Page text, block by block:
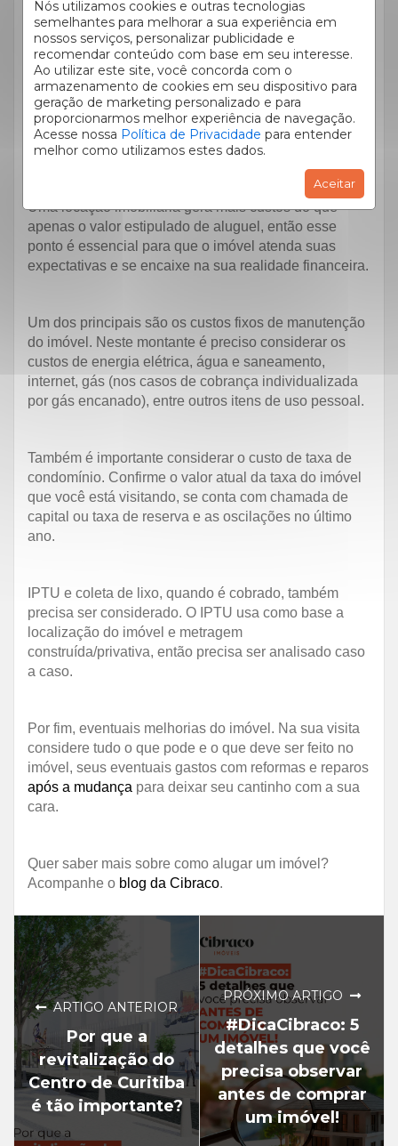
Nós utilizamos cookies e outras tecnologias
semelhantes para melhorar a sua experiência em
nossos serviços, personalizar publicidade e
recomendar conteúdo com base em seu interesse.
Ao utilizar este site, você concorda com o
armazenamento de cookies em seu dispositivo para
geração de marketing personalizado e para
proporcionarmos melhor experiência de navegação.
Acesse nossa Política de Privacidade para entender
melhor como utilizamos estes dados.
Aceitar
melhor, passando uma lista das documentações
essenciais e relevantes para um contrato de locação
imobiliária.
Considere os custos totais da locação de imóvel
Uma locação imobiliária gera mais custos do que
apenas o valor estipulado de aluguel, então esse
ponto é essencial para que o imóvel atenda suas
expectativas e se encaixe na sua realidade financeira.
Um dos principais são os custos fixos de manutenção
do imóvel. Neste montante é preciso considerar os
custos de energia elétrica, água e saneamento,
internet, gás (nos casos de cobrança individualizada
por gás encanado), entre outros itens de uso pessoal.
Também é importante considerar o custo de taxa de
condomínio. Confirme o valor atual da taxa do imóvel
que você está visitando, se conta com chamada de
capital ou taxa de reserva e as oscilações no último
ano.
IPTU e coleta de lixo, quando é cobrado, também
precisa ser considerado. O IPTU usa como base a
localização do imóvel e metragem
construída/privativa, então precisa ser analisado caso
a caso.
Por fim, eventuais melhorias do imóvel. Na sua visita
considere tudo o que pode e o que deve ser feito no
imóvel, seus eventuais gastos com reformas e reparos
após a mudança para deixar seu cantinho com a sua
cara.
Quer saber mais sobre como alugar um imóvel?
Acompanhe o blog da Cibraco.
ARTIGO ANTERIOR
Por que a
revitalização do
Centro de Curitiba
é tão importante?
PRÓXIMO ARTIGO
#DicaCibraco: 5
detalhes que você
precisa observar
antes de comprar
um imóvel!